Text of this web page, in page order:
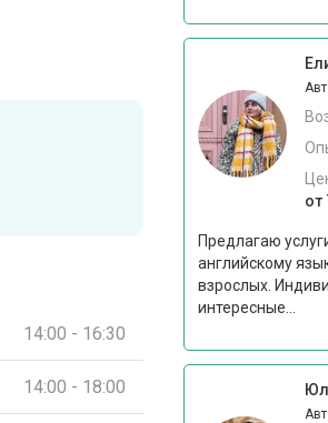
14:00 - 16:30
14:00 - 18:00
от
Предлагаю
английскому
взрослых.
интересные...